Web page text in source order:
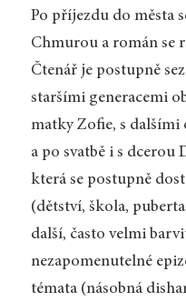
Po příjezdu do města
Chmurou a román se
Čtenář je postupně
staršími generacemi
matky Zofie, s dalšími
a po svatbě i s
která se postupně
(dětství, škola,
další, často velmi
nezapomenutelné
témata (násobná